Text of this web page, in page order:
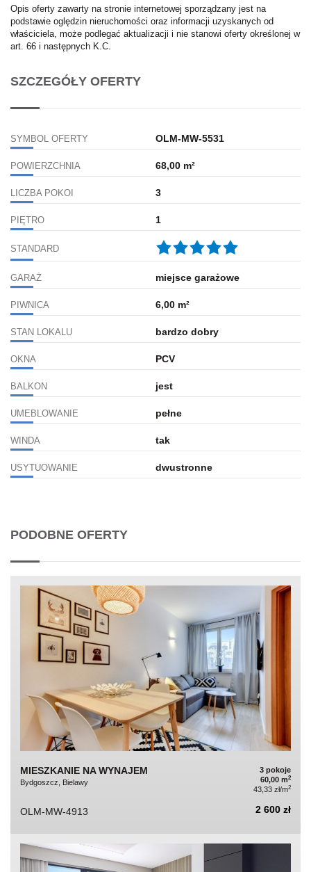
Opis oferty zawarty na stronie internetowej sporządzany jest na
podstawie oględzin nieruchomości oraz informacji uzyskanych od
właściciela, może podlegać aktualizacji i nie stanowi oferty określonej w
art. 66 i następnych K.C.
SZCZEGÓŁY OFERTY
SYMBOL OFERTY OLM-MW-5531
POWIERZCHNIA 68,00 m²
LICZBA POKOI 3
PIĘTRO 1
STANDARD
GARAŻ miejsce garażowe
PIWNICA 6,00 m²
STAN LOKALU bardzo dobry
OKNA PCV
BALKON jest
UMEBLOWANIE pełne
WINDA tak
USYTUOWANIE dwustronne
PODOBNE OFERTY
MIESZKANIE NA WYNAJEM
Bydgoszcz, Bielawy
3 pokoje
60,00 m2
43,33 zł/m2
OLM-MW-4913 2 600 zł